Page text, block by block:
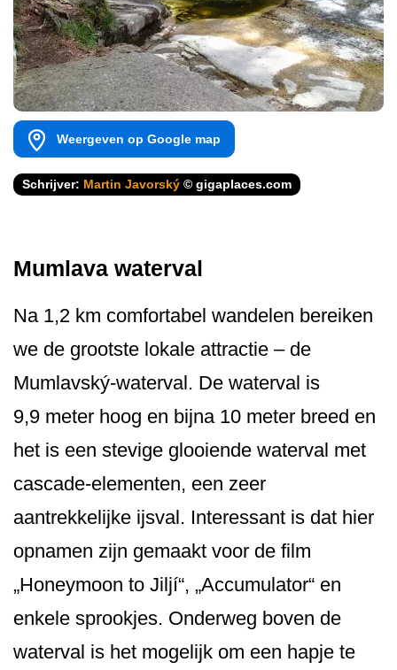
Weergeven op Google map
Schrijver: Martin Javorský © gigaplaces.com
Mumlava waterval
Na 1,2 km comfortabel wandelen bereiken
we de grootste lokale attractie – de
Mumlavský-waterval. De waterval is
9,9 meter hoog en bijna 10 meter breed en
het is een stevige glooiende waterval met
cascade-elementen, een zeer
aantrekkelijke ijsval. Interessant is dat hier
opnamen zijn gemaakt voor de film
„Honeymoon to Jiljí“, „Accumulator“ en
enkele sprookjes. Onderweg boven de
waterval is het mogelijk om een hapje te